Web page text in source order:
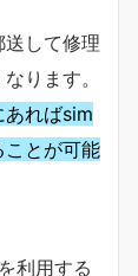
して修理
ります。
あればsim
ことが可能
利用する